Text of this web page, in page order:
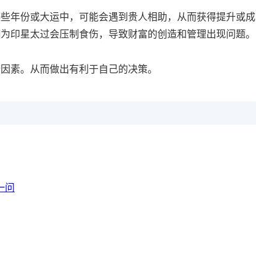
年份或大运中，可能会遇到贵人相助，从而获得提升或成
印星太过会压制食伤，导致财富的创造和管理出现问题。
素。从而做出有利于自己的决策。
问